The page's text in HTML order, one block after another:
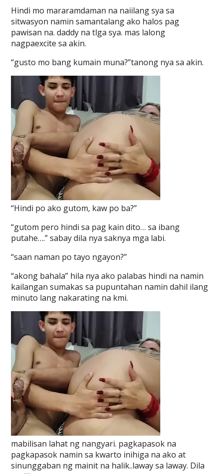
Hindi mo mararamdaman na naiilang sya sa
sitwasyon namin samantalang ako halos pag
pawisan na. daddy na tlga sya. mas lalong
nagpaexcite sa akin.
“gusto mo bang kumain muna?”tanong nya sa akin.
“Hindi po ako gutom, kaw po ba?”
“gutom pero hindi sa pag kain dito… sa ibang
putahe….” sabay dila nya saknya mga labi.
“saan naman po tayo ngayon?”
“akong bahala” hila nya ako palabas hindi na namin
kailangan sumakas sa pupuntahan namin dahil ilang
minuto lang nakarating na kmi.
mabilisan lahat ng nangyari. pagkapasok na
pagkapasok namin sa kwarto inihiga na ako at
sinunggaban ng mainit na halik..laway sa laway. Dila